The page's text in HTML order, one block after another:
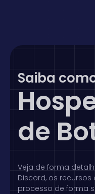
Saiba
de
Veja de forma
Discord, os
processo de forma